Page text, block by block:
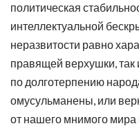
политическая
интеллектуальной
неразвитости равно
правящей верхушки, так
по долготерпению
омусульманены, или
от нашего мнимого мира